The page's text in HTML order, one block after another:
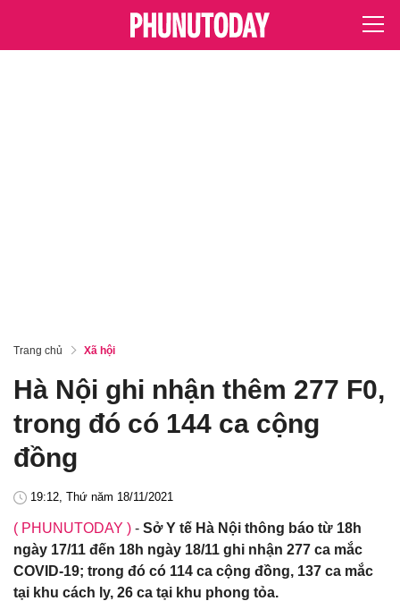
Trang chủ Xã hội
Hà Nội ghi nhận thêm 277 F0,
trong đó có 144 ca cộng
đồng
19:12, Thứ năm 18/11/2021
( PHUNUTODAY ) - Sở Y tế Hà Nội thông báo từ 18h
ngày 17/11 đến 18h ngày 18/11 ghi nhận 277 ca mắc
COVID-19; trong đó có 114 ca cộng đồng, 137 ca mắc
tại khu cách ly, 26 ca tại khu phong tỏa.